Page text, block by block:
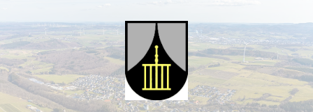
content
main
navigation
footer